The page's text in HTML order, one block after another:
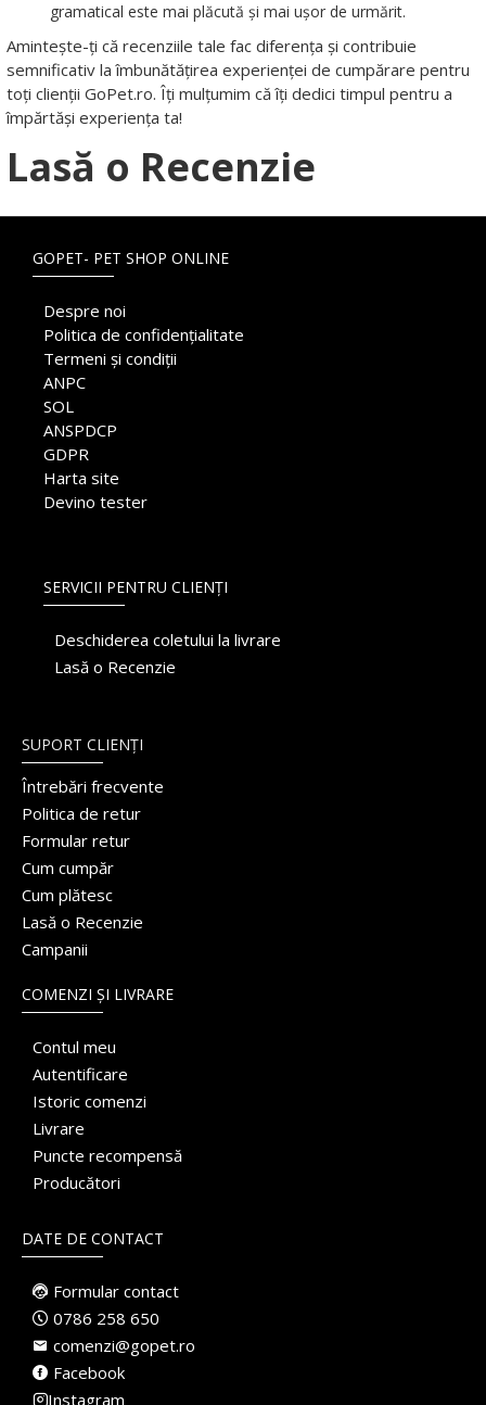
gramatical este mai plăcută și mai ușor de urmărit.
Amintește-ți că recenziile tale fac diferența și contribuie
semnificativ la îmbunătățirea experienței de cumpărare pentru
toți clienții GoPet.ro. Îți mulțumim că îți dedici timpul pentru a
împărtăși experiența ta!
Lasă o Recenzie
GOPET- PET SHOP ONLINE
Despre noi
Politica de confidențialitate
Termeni și condiții
ANPC
SOL
ANSPDCP
GDPR
Harta site
Devino tester
SERVICII PENTRU CLIENȚI
Deschiderea coletului la livrare
Lasă o Recenzie
SUPORT CLIENȚI
Întrebări frecvente
Politica de retur
Formular retur
Cum cumpăr
Cum plătesc
Lasă o Recenzie
Campanii
COMENZI ȘI LIVRARE
Contul meu
Autentificare
Istoric comenzi
Livrare
Puncte recompensă
Producători
DATE DE CONTACT
Formular contact
0786 258 650
comenzi@gopet.ro
Facebook
Instagram